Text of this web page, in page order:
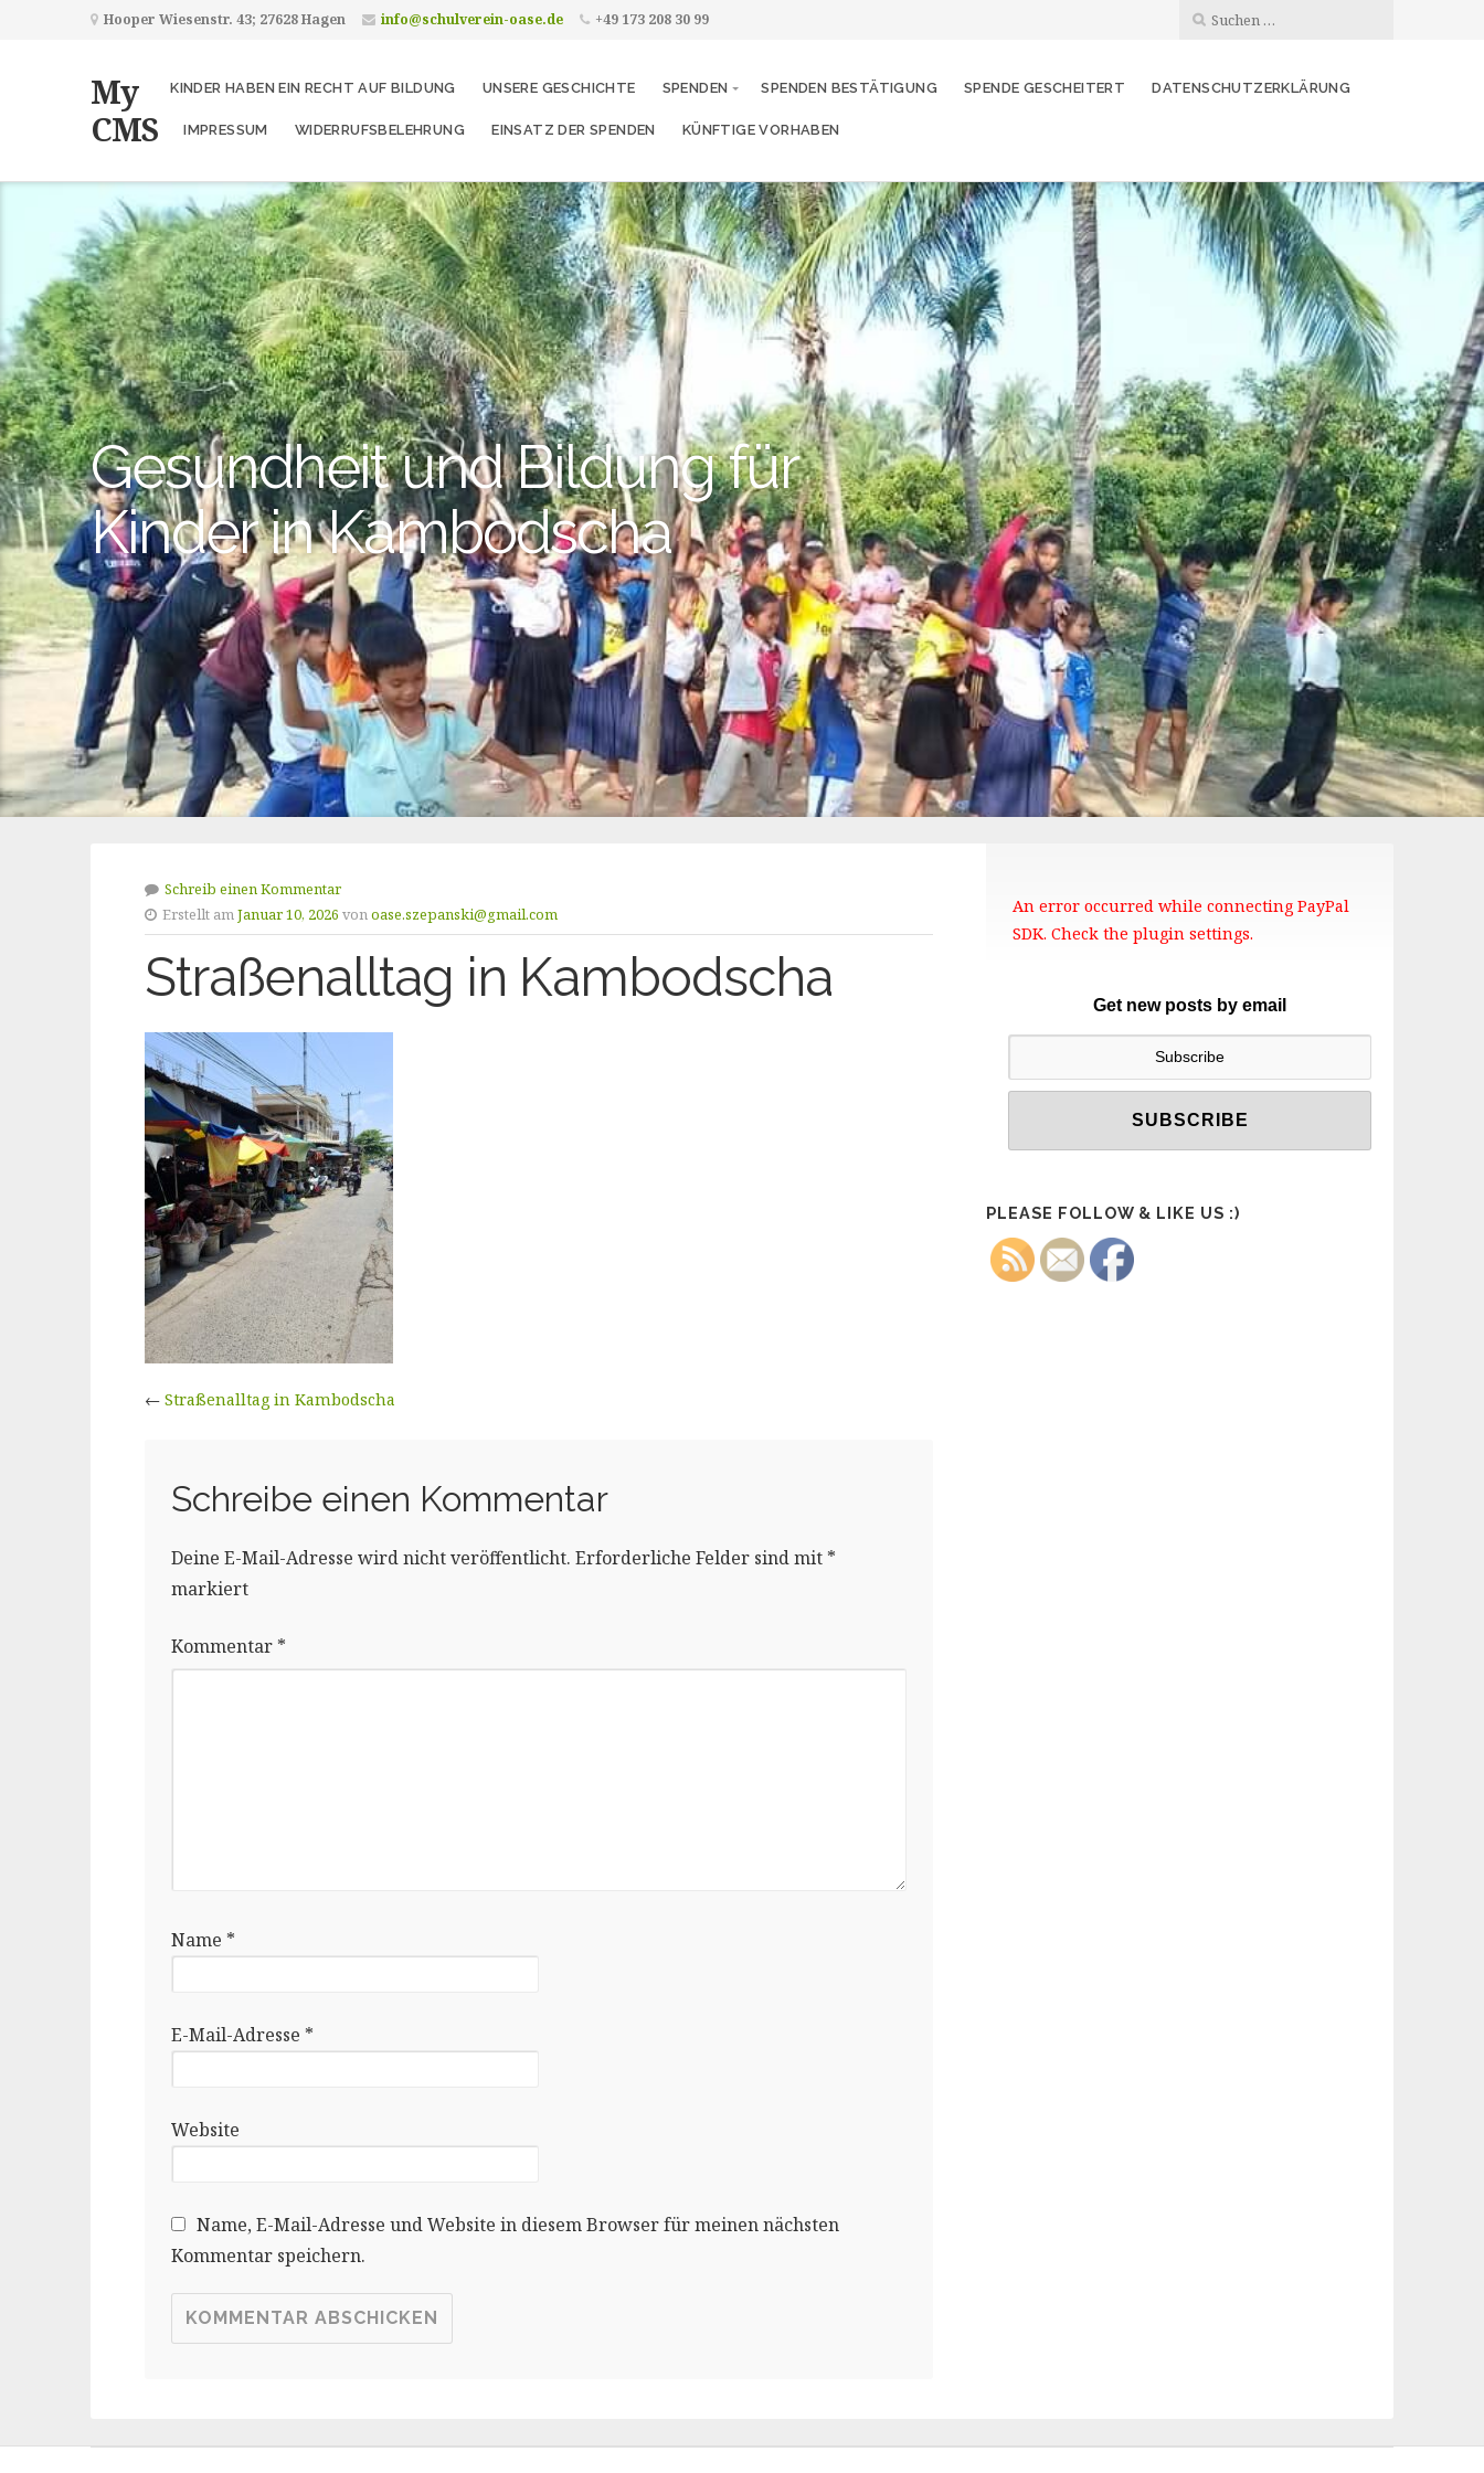
Hooper Wiesenstr. 43; 27628 Hagen info@schulverein-oase.de +49 173 208 30 99
My
CMS
KINDER HABEN EIN RECHT AUF BILDUNG UNSERE GESCHICHTE SPENDEN SPENDEN BESTÄTIGUNG SPENDE GESCHEITERT DATENSCHUTZERKLÄRUNG
IMPRESSUM WIDERRUFSBELEHRUNG EINSATZ DER SPENDEN KÜNFTIGE VORHABEN
Gesundheit und Bildung für
Kinder in Kambodscha
Schreib einen Kommentar
Erstellt amJanuar 10, 2026 vonoase.szepanski@gmail.com
Straßenalltag in Kambodscha
← Straßenalltag in Kambodscha
Schreibe einen Kommentar
Deine E-Mail-Adresse wird nicht veröffentlicht. Erforderliche Felder sind mit *
markiert
Kommentar *
Name *
E-Mail-Adresse *
Website
Name, E-Mail-Adresse und Website in diesem Browser für meinen nächsten
Kommentar speichern.
An error occurred while connecting PayPal
SDK. Check the plugin settings.
Get new posts by email
PLEASE FOLLOW & LIKE US :)